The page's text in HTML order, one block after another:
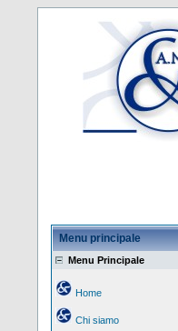
Menu principale
Menu Principale
Home
Chi siamo